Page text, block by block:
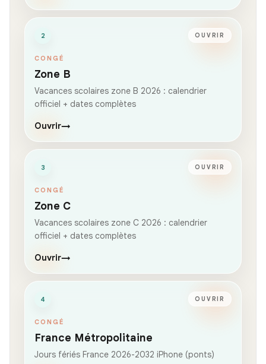
2 OUVRIR
CONGÉ
Zone B
Vacances scolaires zone B 2026 : calendrier
officiel + dates complètes
Ouvrir→
3 OUVRIR
CONGÉ
Zone C
Vacances scolaires zone C 2026 : calendrier
officiel + dates complètes
Ouvrir→
4 OUVRIR
CONGÉ
France Métropolitaine
Jours fériés France 2026-2032 iPhone (ponts)